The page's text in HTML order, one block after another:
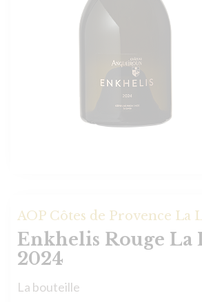
AOP Côtes de Provence La
Enkhelis Rouge La
2024
La bouteille